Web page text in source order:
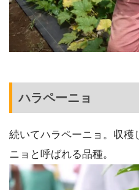
ハラペーニョ
続いてハラペーニョ。収穫
ニョと呼ばれる品種。